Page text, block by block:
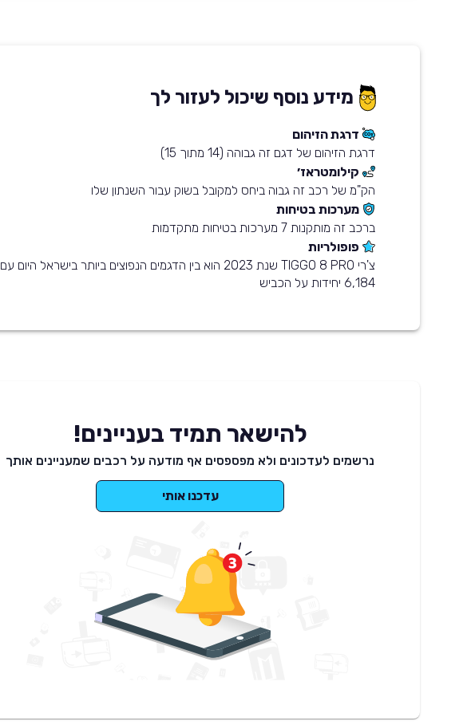
מידע נוסף שיכול לעזור לך
דרגת הזיהום
דרגת הזיהום של דגם זה גבוהה (14 מתוך 15)
קילומטראז׳
הק"מ של רכב זה גבוה ביחס למקובל בשוק עבור השנתון שלו
מערכות בטיחות
ברכב זה מותקנות 7 מערכות בטיחות מתקדמות
פופולריות
צ'רי TIGGO 8 PRO שנת 2023 הוא בין הדגמים הנפוצים ביותר בישראל היום עם
6,184 יחידות על הכביש
להישאר תמיד בעניינים!
נרשמים לעדכונים ולא מפספסים אף מודעה על רכבים שמעניינים אותך
עדכנו אותי